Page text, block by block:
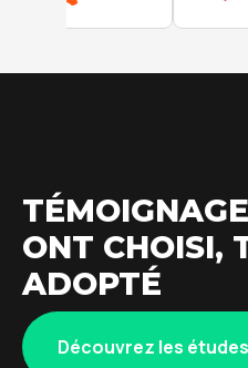
ONT CHOISI,
ADOPTÉ
Découvrez les